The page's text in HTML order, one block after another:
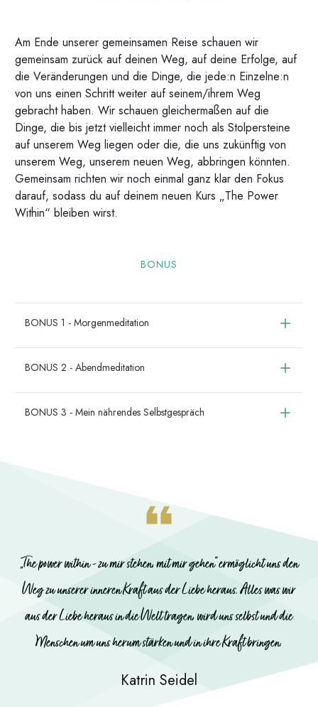
Am Ende unserer gemeinsamen Reise schauen wir
gemeinsam zurück auf deinen Weg, auf deine Erfolge, auf
die Veränderungen und die Dinge, die jede:n Einzelne:n
von uns einen Schritt weiter auf seinem/ihrem Weg
gebracht haben. Wir schauen gleichermaßen auf die
Dinge, die bis jetzt vielleicht immer noch als Stolpersteine
auf unserem Weg liegen oder die, die uns zukünftig von
unserem Weg, unserem neuen Weg, abbringen könnten.
Gemeinsam richten wir noch einmal ganz klar den Fokus
darauf, sodass du auf deinem neuen Kurs „The Power
Within“ bleiben wirst.
BONUS
BONUS 1 - Morgenmeditation
BONUS 2 - Abendmeditation
BONUS 3 - Mein nährendes Selbstgespräch
„The power within - zu mir stehen, mit mir gehen“ ermöglicht uns den
Weg zu unserer inneren Kraft aus der Liebe heraus. Alles was wir
aus der Liebe heraus in die Welt tragen, wird uns selbst und die
Menschen um uns herum stärken und in ihre Kraft bringen.
Katrin Seidel